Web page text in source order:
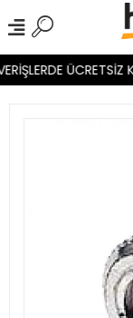
ÜCRETSİZ